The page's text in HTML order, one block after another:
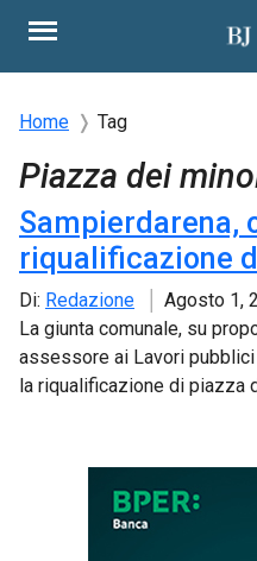
Home Tag
Piazza dei
Sampierdarena,
riqualificazione
Di: Redazione Agosto 1,
La giunta comunale, su
assessore ai Lavori
la riqualificazione di piazza